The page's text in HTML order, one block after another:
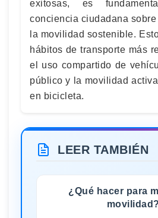
exitosas, es
conciencia ciudadana
la movilidad sostenible.
hábitos de transporte más
el uso compartido de
público y la movilidad
en bicicleta.
LEER TAMBIÉN
¿Qué hacer para
movilidad?